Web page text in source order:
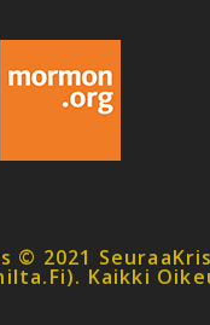
© 2021
Kaikki